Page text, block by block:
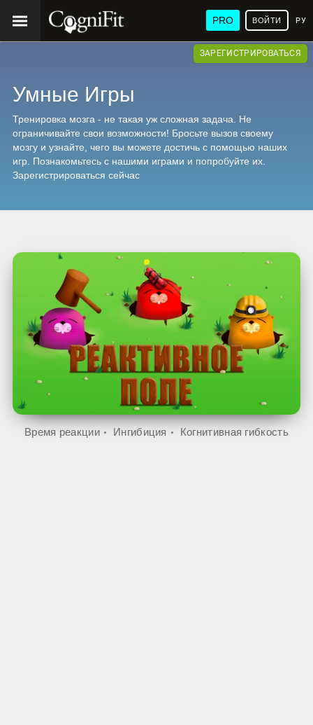
PRO ВОЙТИ
ЗАРЕГИСТРИРОВАТЬСЯ
Умные Игры
Тренировка мозга - не такая уж сложная задача. Не
ограничивайте свои возможности! Бросьте вызов своему
мозгу и узнайте, чего вы можете достичь с помощью наших
игр. Познакомьтесь с нашими играми и попробуйте их.
Зарегистрироваться сейчас
Время реакции Ингибиция Когнитивная гибкость